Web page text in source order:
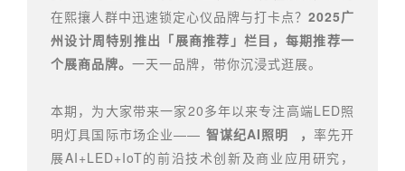
在熙攘人群中迅速锁定心仪品牌与打卡点？ 2025广
州设计周特别推出「展商推荐」栏目，每期推荐一
个展商品牌。 一天一品牌，带你沉浸式逛展。
本期，为大家带来一家20多年以来专注高端LED照
明灯具国际市场企业—— 智谋纪AI照明 ， 率先开
展AI+LED+IoT的前沿技术创新及商业应用研究，